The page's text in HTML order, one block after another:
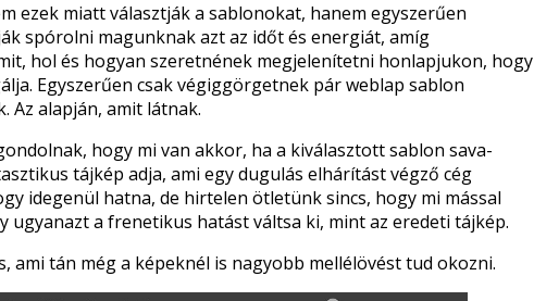
ezek miatt választják a sablonokat, hanem egyszerűen
spórolni magunknak azt az időt és energiát, amíg
hol és hogyan szeretnének megjelenítetni honlapjukon, hogy
Egyszerűen csak végiggörgetnek pár weblap sablon
Az alapján, amit látnak.
hogy mi van akkor, ha a kiválasztott sablon sava-
tájkép adja, ami egy dugulás elhárítást végző cég
idegenül hatna, de hirtelen ötletünk sincs, hogy mi mással
ugyanazt a frenetikus hatást váltsa ki, mint az eredeti tájkép.
ami tán még a képeknél is nagyobb mellélövést tud okozni.